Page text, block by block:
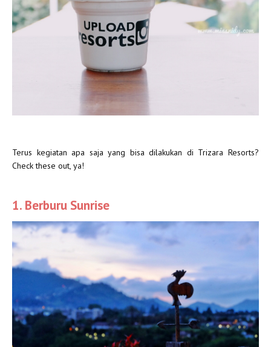
Terus kegiatan apa saja yang bisa dilakukan di Trizara Resorts?
Check these out, ya!
1. Berburu Sunrise